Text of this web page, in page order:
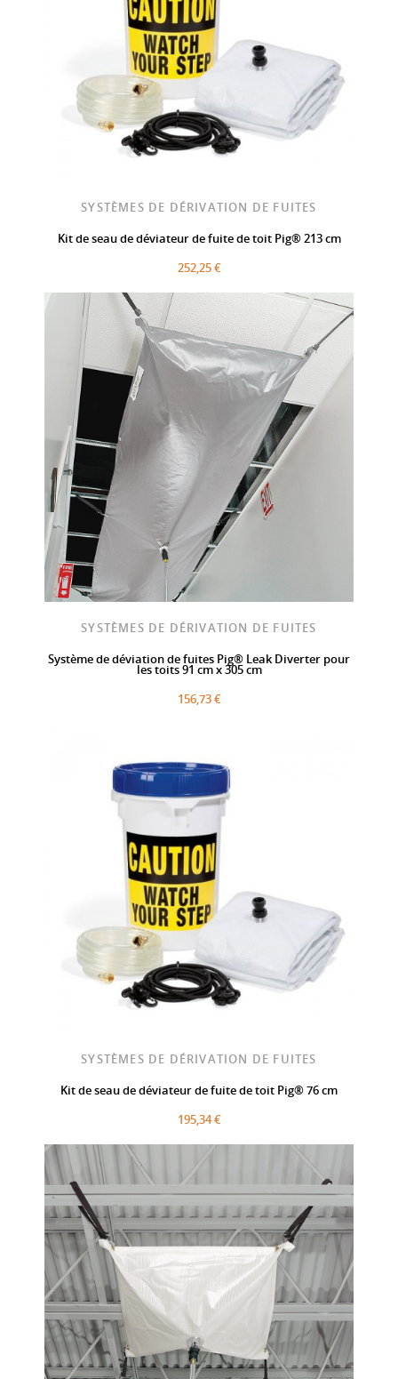
SYSTÈMES DE DÉRIVATION DE FUITES
Kit de seau de déviateur de fuite de toit Pig® 213 cm
252,25 €
SYSTÈMES DE DÉRIVATION DE FUITES
Système de déviation de fuites Pig® Leak Diverter pour
les toits 91 cm x 305 cm
156,73 €
SYSTÈMES DE DÉRIVATION DE FUITES
Kit de seau de déviateur de fuite de toit Pig® 76 cm
195,34 €